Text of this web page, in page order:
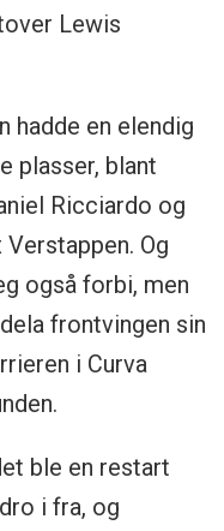
Lewis
hadde en elendig
plasser, blant
Ricciardo og
Og
også forbi, men
frontvingen sin
i Curva
ble en restart
i fra, og